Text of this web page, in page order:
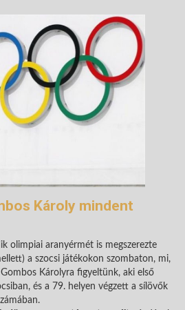
Károly mindent
olimpiai aranyérmét is megszerezte
a szocsi játékokon szombaton, mi,
Károlyra figyeltünk, aki első
és a 79. helyen végzett a sílövők